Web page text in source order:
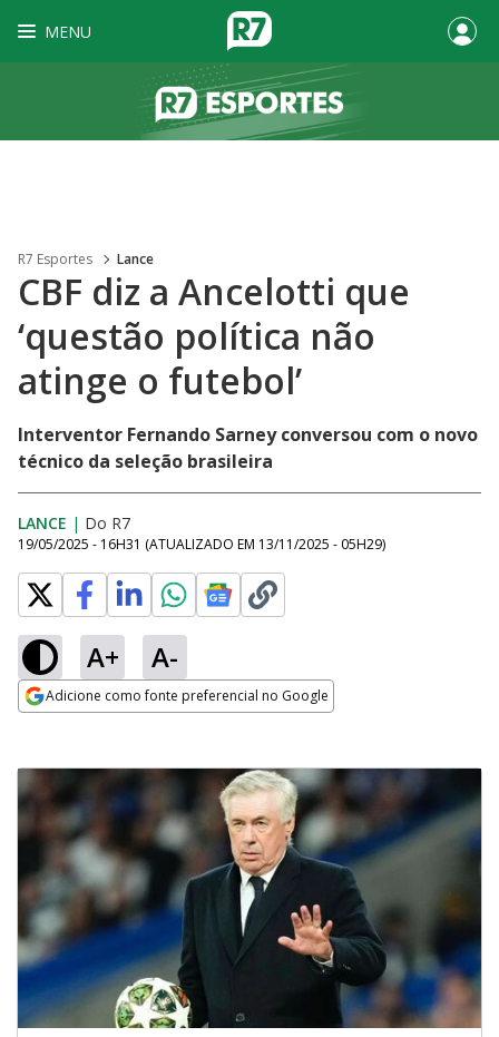
MENU
R7 Esportes Lance
CBF diz a Ancelotti que
‘questão política não
atinge o futebol’
Interventor Fernando Sarney conversou com o novo
técnico da seleção brasileira
LANCE | Do R7
19/05/2025 - 16H31 (ATUALIZADO EM 13/11/2025 - 05H29)
A+ A-
Adicione como fonte preferencial no Google